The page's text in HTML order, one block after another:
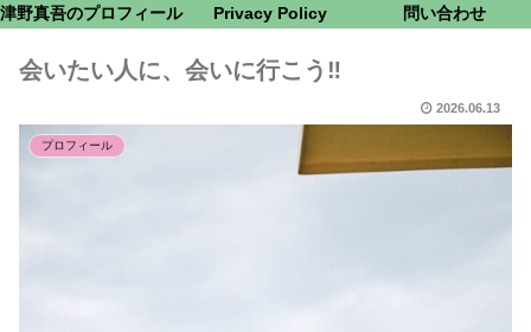
津野真吾のプロフィール Privacy Policy 問い合わせ
会いたい人に、会いに行こう‼️
2026.06.13
プロフィール